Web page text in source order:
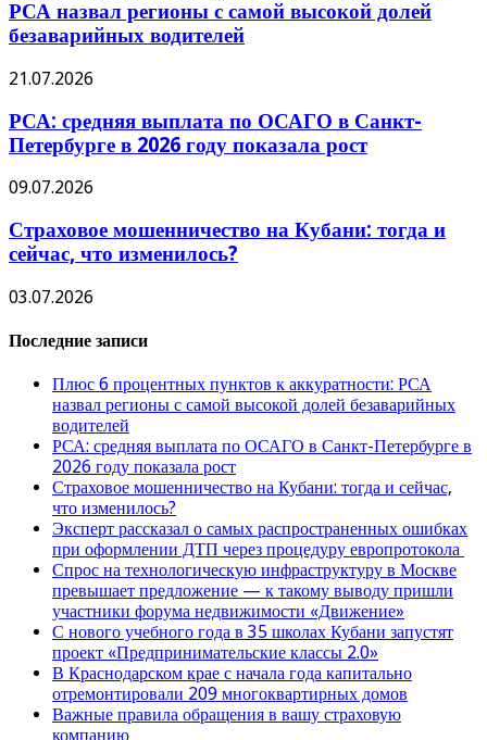
РСА назвал регионы с самой высокой долей
безаварийных водителей
21.07.2026
РСА: средняя выплата по ОСАГО в Санкт-
Петербурге в 2026 году показала рост
09.07.2026
Страховое мошенничество на Кубани: тогда и
сейчас, что изменилось?
03.07.2026
Последние записи
Плюс 6 процентных пунктов к аккуратности: РСА
назвал регионы с самой высокой долей безаварийных
водителей
РСА: средняя выплата по ОСАГО в Санкт-Петербурге в
2026 году показала рост
Страховое мошенничество на Кубани: тогда и сейчас,
что изменилось?
Эксперт рассказал о самых распространенных ошибках
при оформлении ДТП через процедуру европротокола
Спрос на технологическую инфраструктуру в Москве
превышает предложение — к такому выводу пришли
участники форума недвижимости «Движение»
С нового учебного года в 35 школах Кубани запустят
проект «Предпринимательские классы 2.0»
В Краснодарском крае с начала года капитально
отремонтировали 209 многоквартирных домов
Важные правила обращения в вашу страховую
компанию